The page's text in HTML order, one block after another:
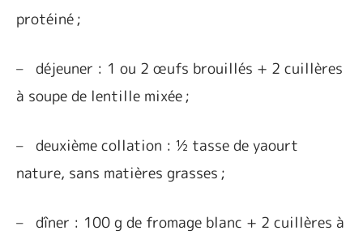
protéiné ;
– déjeuner : 1 ou 2 œufs brouillés + 2 cuillères
à soupe de lentille mixée ;
– deuxième collation : ½ tasse de yaourt
nature, sans matières grasses ;
– dîner : 100 g de fromage blanc + 2 cuillères à